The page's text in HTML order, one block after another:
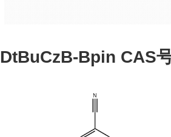
DtBuCzB-Bpin CAS号：
2643331-97-7